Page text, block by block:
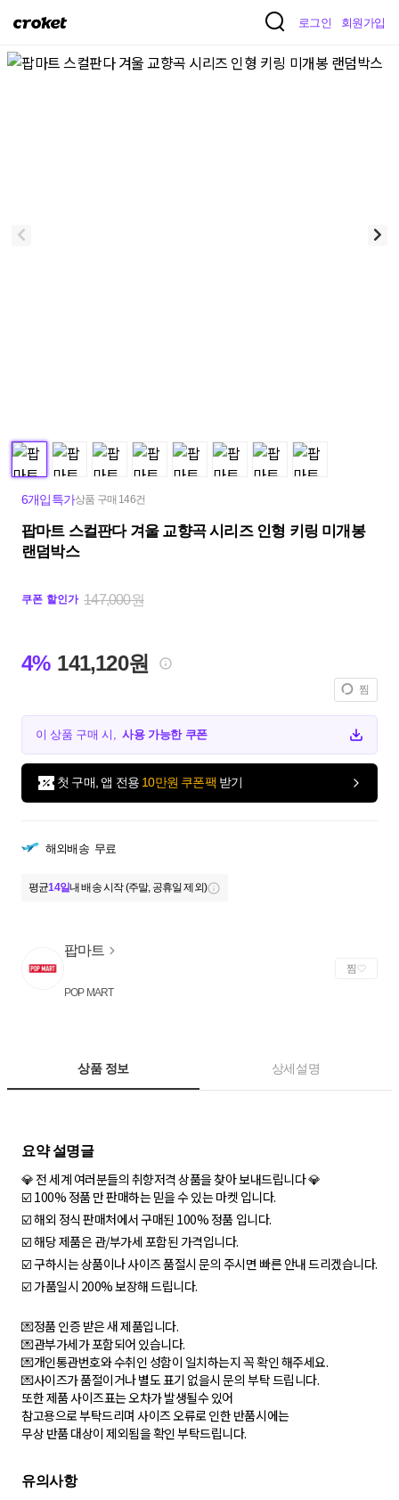
크
켓
로그인 회원가입
6개입특가상품 구매 146건
팝마트 스컬판다 겨울 교향곡 시리즈 인형 키링 미개봉
랜덤박스
쿠폰 할인가 147,000원
4% 141,120원
찜
이 상품 구매 시,사용 가능한 쿠폰
첫 구매, 앱 전용 10만원 쿠폰팩 받기
해외배송 무료
평균14일내 배송 시작 (주말, 공휴일 제외)
팝마트
POP MART
찜
상품 정보 상세설명
요약 설명글
💎 전 세계 여러분들의 취향저격 상품을 찾아 보내드립니다 💎
☑️ 100% 정품 만 판매하는 믿을 수 있는 마켓 입니다.
☑️ 해외 정식 판매처에서 구매된 100% 정품 입니다.
☑️ 해당 제품은 관/부가세 포함된 가격입니다.
☑️ 구하시는 상품이나 사이즈 품절시 문의 주시면 빠른 안내 드리겠습니다.
☑️ 가품일시 200% 보장해 드립니다.
💌정품 인증 받은 새 제품입니다.
💌관부가세가 포함되어 있습니다.
💌개인통관번호와 수취인 성함이 일치하는지 꼭 확인 해주세요.
💌사이즈가 품절이거나 별도 표기 없을시 문의 부탁 드립니다.
또한 제품 사이즈표는 오차가 발생될수 있어
참고용으로 부탁드리며 사이즈 오류로 인한 반품시에는
무상 반품 대상이 제외됨을 확인 부탁드립니다.
유의사항